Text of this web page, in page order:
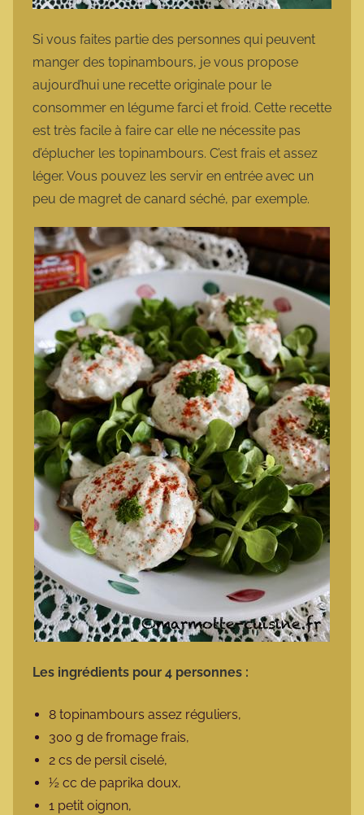
Si vous faites partie des personnes qui peuvent
manger des topinambours, je vous propose
aujourd’hui une recette originale pour le
consommer en légume farci et froid. Cette recette
est très facile à faire car elle ne nécessite pas
d’éplucher les topinambours. C’est frais et assez
léger. Vous pouvez les servir en entrée avec un
peu de magret de canard séché, par exemple.
Les ingrédients pour 4 personnes :
8 topinambours assez réguliers,
300 g de fromage frais,
2 cs de persil ciselé,
½ cc de paprika doux,
1 petit oignon,